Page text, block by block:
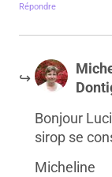
Répondre
Bonjour
sirop se
Micheline